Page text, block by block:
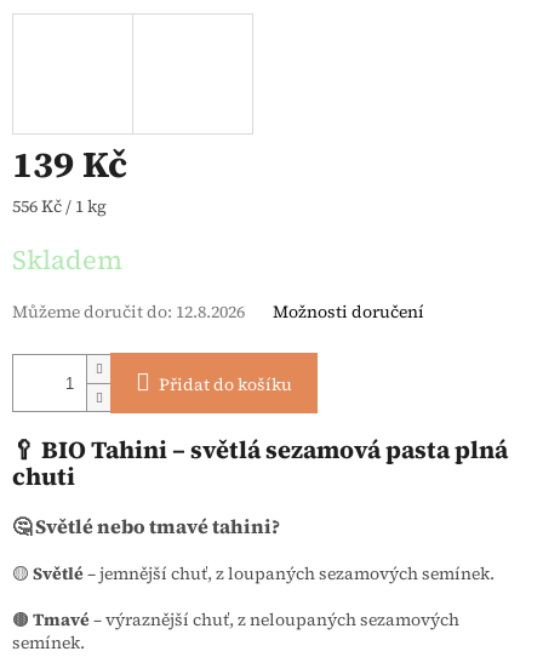
139 Kč
Měrná cena:
556 Kč / 1 kg
Skladem
Můžeme doručit do: 12.8.2026 Možnosti doručení
Přidat do košíku
🥄 BIO Tahini – světlá sezamová pasta plná
chuti
🤔 Světlé nebo tmavé tahini?
🟡 Světlé– jemnější chuť, z loupaných sezamových semínek.
🟤 Tmavé– výraznější chuť, z neloupaných sezamových
semínek.